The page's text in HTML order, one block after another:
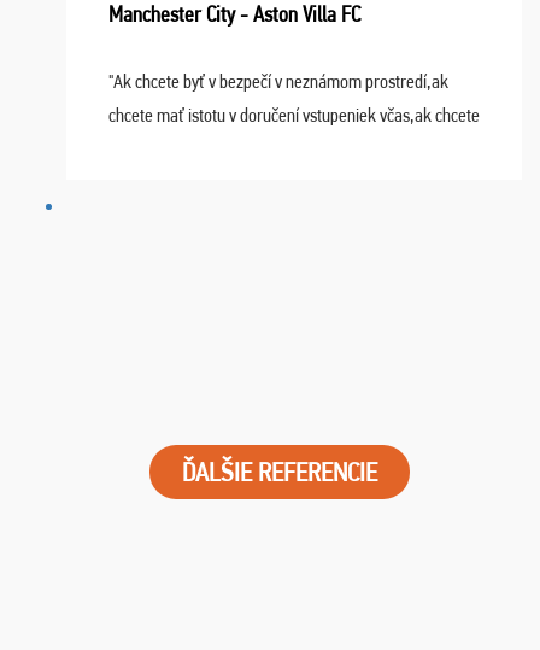
Manchester City - Aston Villa FC
"Ak chcete byť v bezpečí v neznámom prostredí,ak
chcete mať istotu v doručení vstupeniek včas,ak chcete
ĎALŠIE REFERENCIE